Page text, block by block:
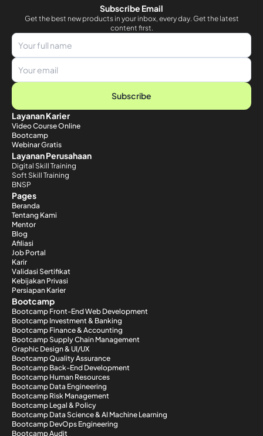
Subscribe Email
Get the best new products in your inbox, every day. Get the latest
content first.
Subscribe
Layanan Karier
Video Course Online
Bootcamp
Webinar Gratis
Layanan Perusahaan
Digital Skill Training
Soft Skill Training
BNSP
Pages
Beranda
Tentang Kami
Mentor
Blog
Afiliasi
Job Portal
Karir
Validasi Sertifikat
Kebijakan Privasi
Persiapan Karier
Bootcamp
Bootcamp Front-End Web Development
Bootcamp Investment & Banking
Bootcamp Finance & Accounting
Bootcamp Supply Chain Management
Graphic Design & UI/UX
Bootcamp Quality Assurance
Bootcamp Back-End Development
Bootcamp Human Resources
Bootcamp Data Engineering
Bootcamp Risk Management
Bootcamp Legal & Policy
Bootcamp Data Science & AI Machine Learning
Bootcamp DevOps Engineering
Bootcamp Audit